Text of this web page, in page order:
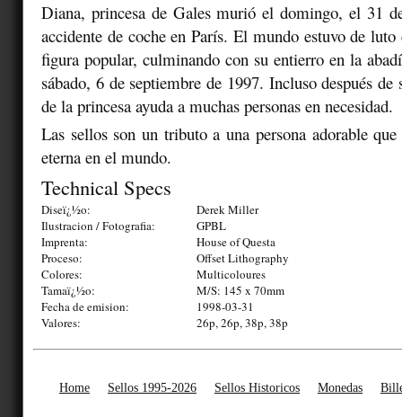
Diana, princesa de Gales murió el domingo, el 31
accidente de coche en París. El mundo estuvo de
figura popular, culminando con su entierro en la
sábado, 6 de septiembre de 1997. Incluso después
de la princesa ayuda a muchas personas en necesidad.
Las sellos son un tributo a una persona adorable
eterna en el mundo.
Technical Specs
Diseï¿½o:
Derek Miller
Ilustracion / Fotografia:
GPBL
Imprenta:
House of Questa
Proceso:
Offset Lithography
Colores:
Multicoloures
Tamaï¿½o:
M/S: 145 x 70mm
Fecha de emision:
1998-03-31
Valores:
26p, 26p, 38p, 38p
Home Sellos 1995-2026 Sellos Historicos Monedas